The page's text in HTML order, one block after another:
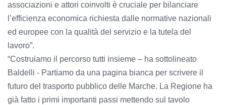
associazioni e attori coinvolti è cruciale per bilanciare
l’efficienza economica richiesta dalle normative nazionali
ed europee con la qualità del servizio e la tutela del
lavoro”.
“Costruiamo il percorso tutti insieme – ha sottolineato
Baldelli - Partiamo da una pagina bianca per scrivere il
futuro del trasporto pubblico delle Marche. La Regione ha
già fatto i primi importanti passi mettendo sul tavolo